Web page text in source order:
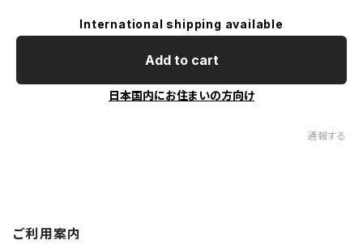
International shipping available
Add to cart
日本国内にお住まいの方向け
通報する
ご利用案内